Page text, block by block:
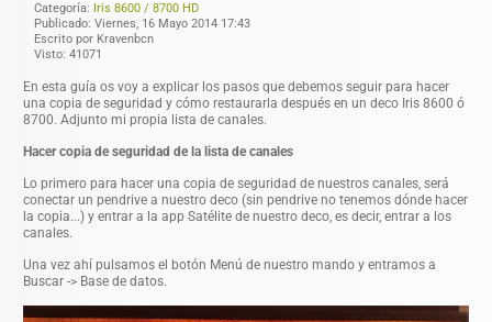
Categoría: Iris 8600 / 8700 HD
Publicado: Viernes, 16 Mayo 2014 17:43
Escrito por Kravenbcn
Visto: 41071
En esta guía os voy a explicar los pasos que debemos seguir para hacer
una copia de seguridad y cómo restaurarla después en un deco Iris 8600 ó
8700. Adjunto mi propia lista de canales.
Hacer copia de seguridad de la lista de canales
Lo primero para hacer una copia de seguridad de nuestros canales, será
conectar un pendrive a nuestro deco (sin pendrive no tenemos dónde hacer
la copia...) y entrar a la app Satélite de nuestro deco, es decir, entrar a los
canales.
Una vez ahí pulsamos el botón Menú de nuestro mando y entramos a
Buscar -> Base de datos.